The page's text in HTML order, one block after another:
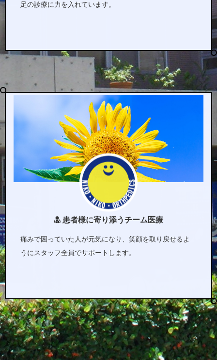
足の診療に力を入れています。
患者様に寄り添うチーム医療
痛みで困っていた人が元気になり、笑顔を取り戻せるよ
うにスタッフ全員でサポートします。